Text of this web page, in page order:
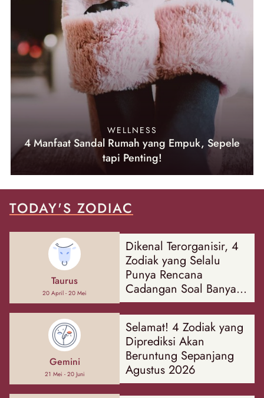
WELLNESS
4 Manfaat Sandal Rumah yang Empuk, Sepele
tapi Penting!
TODAY'S ZODIAC
Taurus
20 April - 20 Mei
Dikenal Terorganisir, 4
Zodiak yang Selalu
Punya Rencana
Cadangan Soal Banyak
Hal
Gemini
21 Mei - 20 Juni
Selamat! 4 Zodiak yang
Diprediksi Akan
Beruntung Sepanjang
Agustus 2026